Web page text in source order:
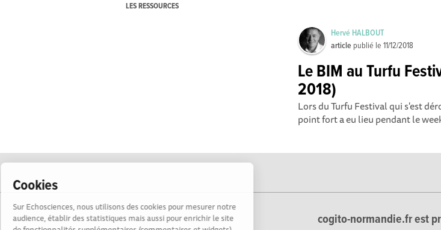
Cookies
Sur Echosciences, nous utilisons des cookies pour mesurer notre
audience, établir des statistiques mais aussi pour enrichir le site
LES RESSOURCES
Hervé HALBOUT
article publié le11/12/2018
Le BIM au Turfu
2018)
Lors du Turfu Festival qui s'est
point fort a eu lieu pendant le
cogito-normandie.fr est